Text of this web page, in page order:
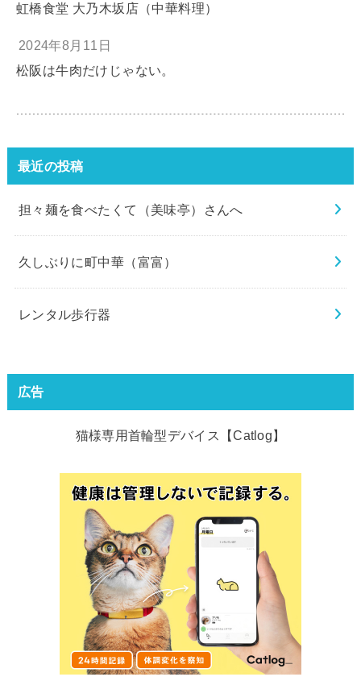
虹橋食堂 大乃木坂店（中華料理）
2024年8月11日
松阪は牛肉だけじゃない。
最近の投稿
担々麺を食べたくて（美味亭）さんへ
久しぶりに町中華（富富）
レンタル歩行器
広告
猫様専用首輪型デバイス【Catlog】